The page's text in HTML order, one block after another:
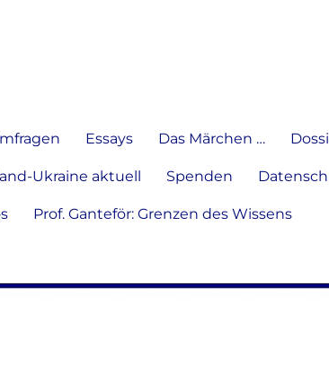
Essays Das Märchen …
Ukraine aktuell Spenden
Prof. Ganteför: Grenzen des Wissens